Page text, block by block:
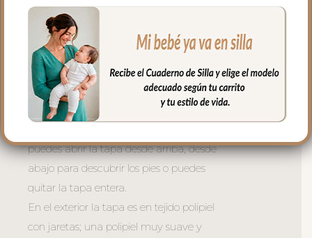
de libro.
En la zona de los pies una trasera elástica
para sujetar la funda en la parte de
abajo.
La tapa del saco va sujeta a la funda
mediante cremalleras laterales, siempre a
puedes abrir la tapa desde arriba, desde
abajo para descubrir los pies o puedes
quitar la tapa entera.
En el exterior la tapa es en tejido polipiel
con jaretas; una polipiel muy suave y